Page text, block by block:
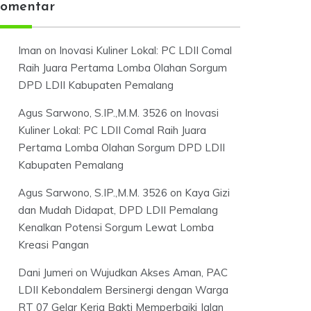
Iman on Inovasi Kuliner Lokal: PC LDII Comal
Raih Juara Pertama Lomba Olahan Sorgum
DPD LDII Kabupaten Pemalang
Agus Sarwono, S.IP.,M.M. 3526 on Inovasi
Kuliner Lokal: PC LDII Comal Raih Juara
Pertama Lomba Olahan Sorgum DPD LDII
Kabupaten Pemalang
Agus Sarwono, S.IP.,M.M. 3526 on Kaya Gizi
dan Mudah Didapat, DPD LDII Pemalang
Kenalkan Potensi Sorgum Lewat Lomba
Kreasi Pangan
Dani Jumeri on Wujudkan Akses Aman, PAC
LDII Kebondalem Bersinergi dengan Warga
RT 07 Gelar Kerja Bakti Memperbaiki Jalan